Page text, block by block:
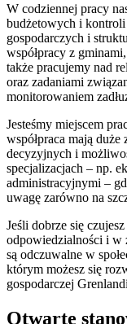
W codziennej pracy
budżetowych i
gospodarczych i
współpracy z
także pracujemy nad
oraz zadaniami
monitorowaniem
Jesteśmy miejscem
współpraca mają
decyzyjnych i
specjalizacjach – np.
administracyjnymi –
uwagę zarówno na
Jeśli dobrze się
odpowiedzialności i
są odczuwalne w
którym możesz się
gospodarczej
Otwarte